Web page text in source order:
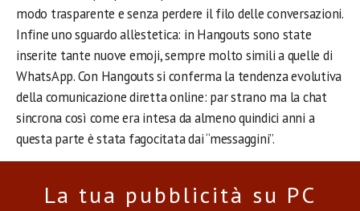
modo trasparente e senza perdere il filo delle conversazioni.
Infine uno sguardo all’estetica: in Hangouts sono state
inserite tante nuove emoji, sempre molto simili a quelle di
WhatsApp. Con Hangouts si conferma la tendenza evolutiva
della comunicazione diretta online: par strano ma la chat
sincrona così come era intesa da almeno quindici anni a
questa parte è stata fagocitata dai “messaggini”.
La tua pubblicità su PC